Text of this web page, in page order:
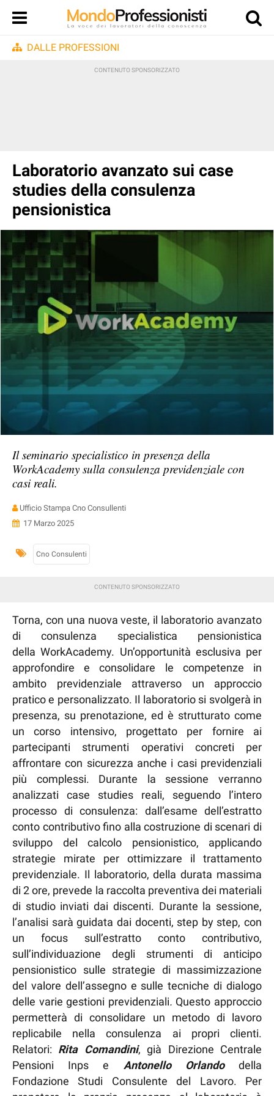
DALLE PROFESSIONI
Laboratorio avanzato sui case
studies della consulenza
pensionistica
Il seminario specialistico in presenza della
WorkAcademy sulla consulenza previdenziale con
casi reali.
Ufficio Stampa Cno Consullenti
17 Marzo 2025
Cno Consulenti
Torna, con una nuova veste, il laboratorio avanzato
di consulenza specialistica pensionistica
della WorkAcademy. Un’opportunità esclusiva per
approfondire e consolidare le competenze in
ambito previdenziale attraverso un approccio
pratico e personalizzato. Il laboratorio si svolgerà in
presenza, su prenotazione, ed è strutturato come
un corso intensivo, progettato per fornire ai
partecipanti strumenti operativi concreti per
affrontare con sicurezza anche i casi previdenziali
più complessi. Durante la sessione verranno
analizzati case studies reali, seguendo l’intero
processo di consulenza: dall’esame dell’estratto
conto contributivo fino alla costruzione di scenari di
sviluppo del calcolo pensionistico, applicando
strategie mirate per ottimizzare il trattamento
previdenziale. Il laboratorio, della durata massima
di 2 ore, prevede la raccolta preventiva dei materiali
di studio inviati dai discenti. Durante la sessione,
l’analisi sarà guidata dai docenti, step by step, con
un focus sull’estratto conto contributivo,
sull’individuazione degli strumenti di anticipo
pensionistico sulle strategie di massimizzazione
del valore dell’assegno e sulle tecniche di dialogo
delle varie gestioni previdenziali. Questo approccio
permetterà di consolidare un metodo di lavoro
replicabile nella consulenza ai propri clienti.
Relatori: Rita Comandini, già Direzione Centrale
Pensioni Inps e Antonello Orlandodella
Fondazione Studi Consulente del Lavoro. Per